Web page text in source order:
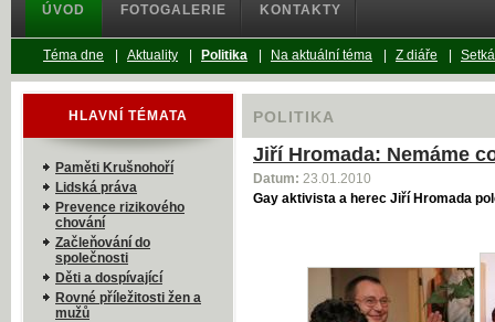
POLITIKA
Jiří Hromada: Nemáme
Datum: 23.01.2010
Gay aktivista a herec Jiří Hromada
HLAVNÍ TÉMATA
Paměti Krušnohoří
Lidská práva
Prevence rizikového
chování
Začleňování do
společnosti
Děti a dospívající
Rovné příležitosti žen a
mužů
ÚVOD FOTOGALERIE KONTAKTY
Téma dne Aktuality Politika Na aktuální téma Z diáře